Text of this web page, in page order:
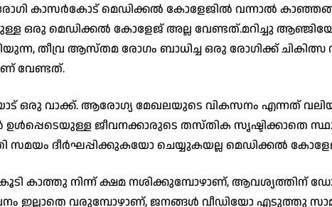
കാസർകോട് മെഡിക്കൽ കോളേജിൽ വന്നാൽ
ഒരു മെഡിക്കൽ കോളേജ് അല്ല വേണ്ടത്.മറിച്ചു
തീവ്ര ആസ്തമ രോഗം ബാധിച്ച ഒരു രോഗിക്ക്
വേണ്ടത്.
ഒരു വാക്ക്. ആരോഗ്യ മേഖലയുടെ വികസനം എന്നത് വലിയ
ഉൾപ്പെടെയുള്ള ജീവനക്കാരുടെ തസ്തിക സൃഷ്ടിക്കാതെ
ദീർഘപ്പിക്കുകയോ ചെയ്യുകയല്ല മെഡിക്കൽ
കാത്തു നിന്ന് ക്ഷമ നശിക്കുമ്പോഴാണ്, ആവശ്യത്തിന്
ഇല്ലാതെ വരുമ്പോഴാണ്, ജനങ്ങൾ വീഡിയോ എടുത്തു